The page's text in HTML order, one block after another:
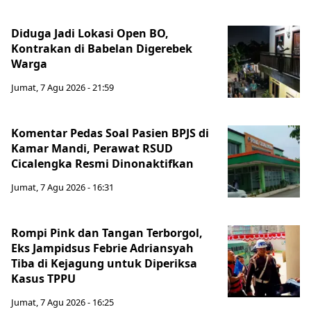
Diduga Jadi Lokasi Open BO,
Kontrakan di Babelan Digerebek
Warga
Jumat, 7 Agu 2026 - 21:59
Komentar Pedas Soal Pasien BPJS di
Kamar Mandi, Perawat RSUD
Cicalengka Resmi Dinonaktifkan
Jumat, 7 Agu 2026 - 16:31
Rompi Pink dan Tangan Terborgol,
Eks Jampidsus Febrie Adriansyah
Tiba di Kejagung untuk Diperiksa
Kasus TPPU
Jumat, 7 Agu 2026 - 16:25